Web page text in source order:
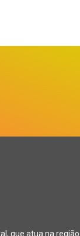
que atua na região